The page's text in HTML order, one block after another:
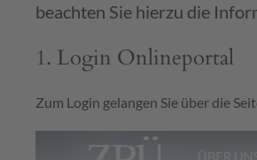
beachten Sie hierzu die
1. Login Onlineportal
Zum Login gelangen Sie über die